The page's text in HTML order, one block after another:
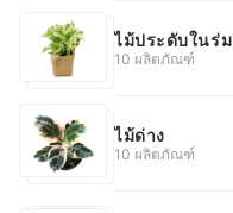
ไม้ประดับในร่ม
10 ผลิตภัณฑ์
ไม้ด่าง
10 ผลิตภัณฑ์